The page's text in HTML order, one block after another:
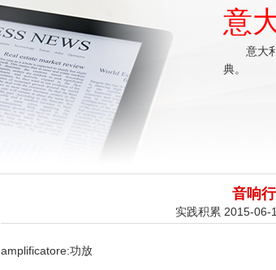
意
意大
典。
音响
实践积累 2015-
amplificatore:功放